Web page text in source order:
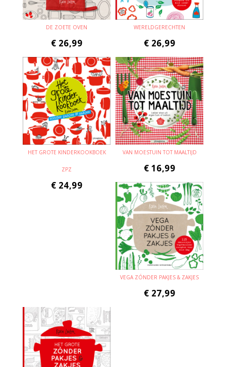
DE ZOETE OVEN
€ 26,99
WERELDGERECHTEN
€ 26,99
HET GROTE KINDERKOOKBOEK
ZPZ
€ 24,99
VAN MOESTUIN TOT MAALTIJD
€ 16,99
VEGA ZÓNDER PAKJES & ZAKJES
€ 27,99